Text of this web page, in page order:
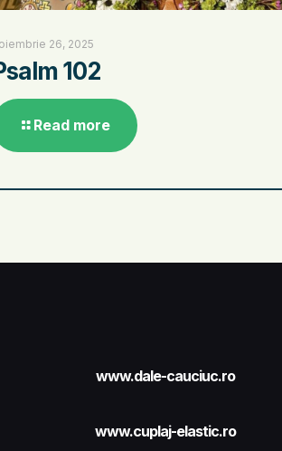
26, 2025
102
Read more
www.dale-cauciuc.ro
www.cuplaj-elastic.ro